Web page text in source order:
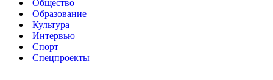
Общество
Образование
Культура
Интервью
Спорт
Спецпроекты